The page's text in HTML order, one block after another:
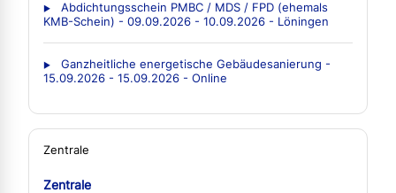
Abdichtungsschein PMBC / MDS / FPD (ehemals
KMB-Schein) - 09.09.2026 - 10.09.2026 - Löningen
Ganzheitliche energetische Gebäudesanierung -
15.09.2026 - 15.09.2026 - Online
Zentrale
Zentrale